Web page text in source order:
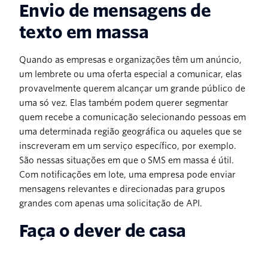
Envio de mensagens de
texto em massa
Quando as empresas e organizações têm um anúncio,
um lembrete ou uma oferta especial a comunicar, elas
provavelmente querem alcançar um grande público de
uma só vez. Elas também podem querer segmentar
quem recebe a comunicação selecionando pessoas em
uma determinada região geográfica ou aqueles que se
inscreveram em um serviço específico, por exemplo.
São nessas situações em que o SMS em massa é útil.
Com notificações em lote, uma empresa pode enviar
mensagens relevantes e direcionadas para grupos
grandes com apenas uma solicitação de API.
Faça o dever de casa